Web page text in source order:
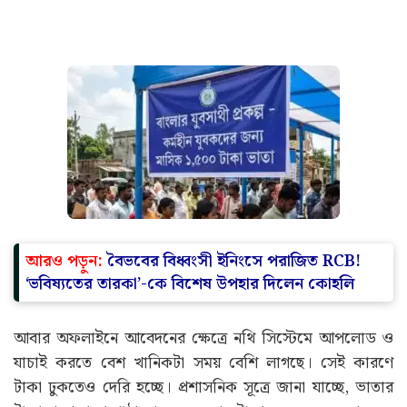
আরও পড়ুন:বৈভবের বিধ্বংসী ইনিংসে পরাজিত RCB!
‘ভবিষ্যতের তারকা’-কে বিশেষ উপহার দিলেন কোহলি
আবার অফলাইনে আবেদনের ক্ষেত্রে নথি সিস্টেমে আপলোড ও
যাচাই করতে বেশ খানিকটা সময় বেশি লাগছে। সেই কারণে
টাকা ঢুকতেও দেরি হচ্ছে। প্রশাসনিক সূত্রে জানা যাচ্ছে, ভাতার